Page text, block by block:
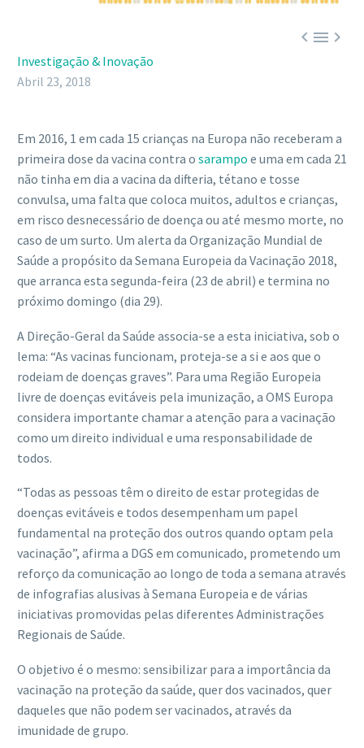

Investigação & Inovação
Abril 23, 2018
Em 2016, 1 em cada 15 crianças na Europa não receberam a
primeira dose da vacina contra o sarampo e uma em cada 21
não tinha em dia a vacina da difteria, tétano e tosse
convulsa, uma falta que coloca muitos, adultos e crianças,
em risco desnecessário de doença ou até mesmo morte, no
caso de um surto. Um alerta da Organização Mundial de
Saúde a propósito da Semana Europeia da Vacinação 2018,
que arranca esta segunda-feira (23 de abril) e termina no
próximo domingo (dia 29).
A Direção-Geral da Saúde associa-se a esta iniciativa, sob o
lema: “As vacinas funcionam, proteja-se a si e aos que o
rodeiam de doenças graves”. Para uma Região Europeia
livre de doenças evitáveis pela imunização, a OMS Europa
considera importante chamar a atenção para a vacinação
como um direito individual e uma responsabilidade de
todos.
“Todas as pessoas têm o direito de estar protegidas de
doenças evitáveis e todos desempenham um papel
fundamental na proteção dos outros quando optam pela
vacinação”, afirma a DGS em comunicado, prometendo um
reforço da comunicação ao longo de toda a semana através
de infografias alusivas à Semana Europeia e de várias
iniciativas promovidas pelas diferentes Administrações
Regionais de Saúde.
O objetivo é o mesmo: sensibilizar para a importância da
vacinação na proteção da saúde, quer dos vacinados, quer
daqueles que não podem ser vacinados, através da
imunidade de grupo.